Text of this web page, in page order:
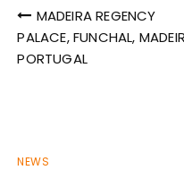
MADEIRA REGENCY
PALACE, FUNCHAL,
PORTUGAL
NEWS